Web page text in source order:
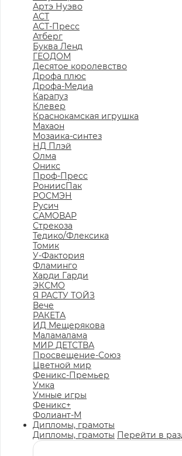
Артэ Нуэво
АСТ
АСТ-Пресс
Атберг
Буква Ленд
ГЕОДОМ
Десятое королевство
Дрофа плюс
Дрофа-Медиа
Карапуз
Клевер
Краснокамская игрушка
Махаон
Мозаика-синтез
НД Плэй
Олма
Оникс
Проф-Пресс
РониисПак
РОСМЭН
Русич
САМОВАР
Стрекоза
Тедико/Флексика
Томик
У-Фактория
Фламинго
Харди Гарди
ЭКСМО
Я РАСТУ ТОЙЗ
Вече
РАКЕТА
ИД Мещерякова
Маламалама
МИР ДЕТСТВА
Просвещение-Союз
Цветной мир
Феникс-Премьер
Умка
Умные игры
Феникс+
Фолиант-М
Дипломы, грамоты
Дипломы, грамоты Перейти в